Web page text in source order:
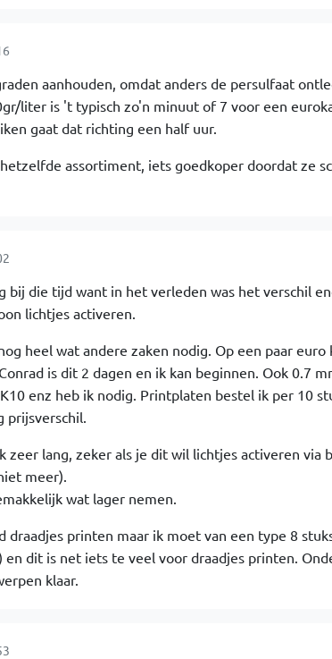
aanhouden, omdat anders de persulfaat
liter is 't typisch zo'n minuut of 7 voor een
gaat dat richting een half uur.
assortiment, iets goedkoper doordat ze
bij die tijd want in het verleden was het verschil
lichtjes activeren.
heel wat andere zaken nodig. Op een paar
is dit 2 dagen en ik kan beginnen. Ook 0.7
enz heb ik nodig. Printplaten bestel ik per 10
prijsverschil.
zeer lang, zeker als je dit wil lichtjes activeren via
meer).
wat lager nemen.
printen maar ik moet van een type 8
en dit is net iets te veel voor draadjes printen.
klaar.